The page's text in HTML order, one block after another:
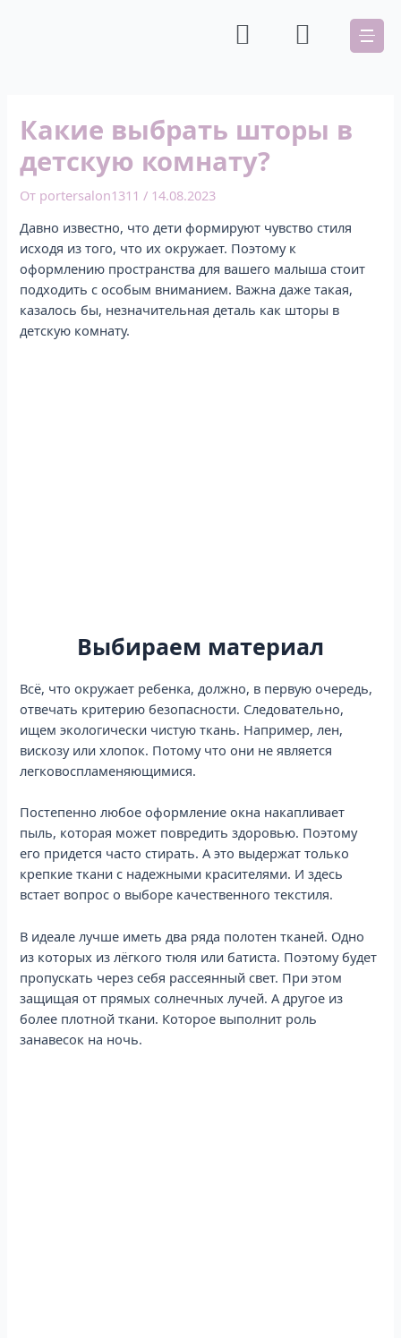
Какие выбрать шторы в
детскую комнату?
От portersalon1311 / 14.08.2023
Давно известно, что дети формируют чувство стиля
исходя из того, что их окружает. Поэтому к
оформлению пространства для вашего малыша стоит
подходить с особым вниманием. Важна даже такая,
казалось бы, незначительная деталь как шторы в
детскую комнату.
Выбираем материал
Всё, что окружает ребенка, должно, в первую очередь,
отвечать критерию безопасности. Следовательно,
ищем экологически чистую ткань. Например, лен,
вискозу или хлопок. Потому что они не является
легковоспламеняющимися.
Постепенно любое оформление окна накапливает
пыль, которая может повредить здоровью. Поэтому
его придется часто стирать. А это выдержат только
крепкие ткани с надежными красителями. И здесь
встает вопрос о выборе качественного текстиля.
В идеале лучше иметь два ряда полотен тканей. Одно
из которых из лёгкого тюля или батиста. Поэтому будет
пропускать через себя рассеянный свет. При этом
защищая от прямых солнечных лучей. А другое из
более плотной ткани. Которое выполнит роль
занавесок на ночь.